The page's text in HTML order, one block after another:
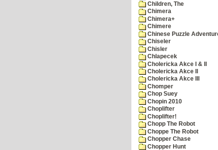
Children, The
Chimera
Chimera+
Chimere
Chinese Puzzle
Chiseler
Chisler
Chlapecek
Cholericka Akce I & II
Cholericka Akce II
Cholericka Akce III
Chomper
Chop Suey
Chopin 2010
Choplifter
Choplifter!
Chopp The Robot
Choppe The Robot
Chopper Chase
Chopper Hunt